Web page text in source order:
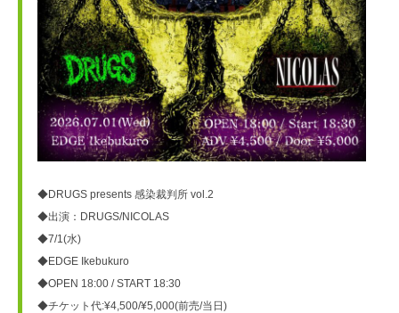
◆DRUGS presents 感染裁判所 vol.2
◆出演：DRUGS/NICOLAS
◆7/1(水)
◆EDGE Ikebukuro
◆OPEN 18:00 / START 18:30
◆チケット代:¥4,500/¥5,000(前売/当日)